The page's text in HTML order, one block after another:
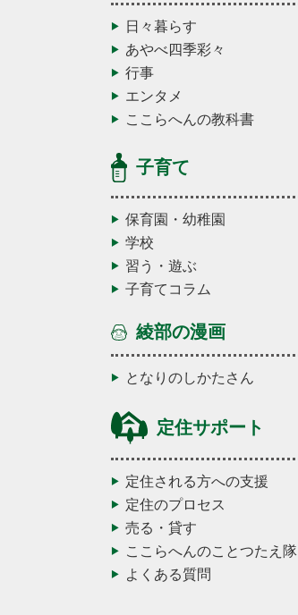
日々暮らす
あやべ四季彩々
行事
エンタメ
ここらへんの教科書
子育て
保育園・幼稚園
学校
習う・遊ぶ
子育てコラム
綾部の漫画
となりのしかたさん
定住サポート
定住される方への支援
定住のプロセス
売る・貸す
ここらへんのことつたえ隊
よくある質問